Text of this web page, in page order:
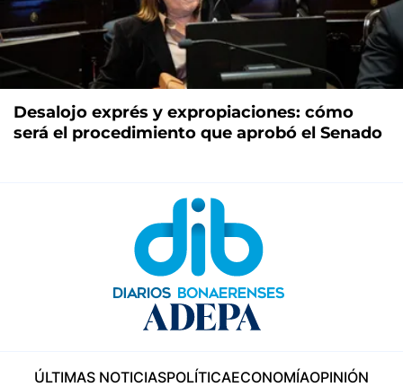
Desalojo exprés y expropiaciones: cómo
será el procedimiento que aprobó el Senado
ÚLTIMAS NOTICIASPOLÍTICAECONOMÍAOPINIÓN